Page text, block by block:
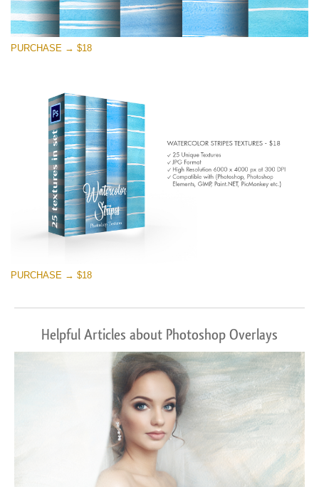
Large 6000*4000px
Free download
PURCHASE → $18
PURCHASE → $18
Helpful Articles about Photoshop Overlays